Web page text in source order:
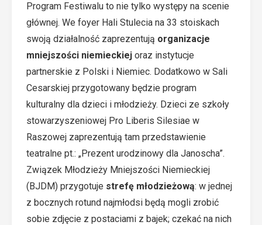
Program Festiwalu to nie tylko występy na scenie
głównej. We foyer Hali Stulecia na 33 stoiskach
swoją działalność zaprezentują organizacje
mniejszości niemieckiej oraz instytucje
partnerskie z Polski i Niemiec. Dodatkowo w Sali
Cesarskiej przygotowany będzie program
kulturalny dla dzieci i młodzieży. Dzieci ze szkoły
stowarzyszeniowej Pro Liberis Silesiae w
Raszowej zaprezentują tam przedstawienie
teatralne pt.: „Prezent urodzinowy dla Janoscha”.
Związek Młodzieży Mniejszości Niemieckiej
(BJDM) przygotuje strefę młodzieżową: w jednej
z bocznych rotund najmłodsi będą mogli zrobić
sobie zdjęcie z postaciami z bajek; czekać na nich